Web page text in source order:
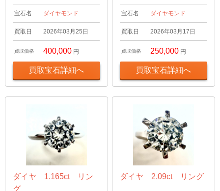
宝石名 ダイヤモンド
買取日 2026年03月25日
買取価格 400,000 円
買取宝石詳細へ
宝石名 ダイヤモンド
買取日 2026年03月17日
買取価格 250,000 円
買取宝石詳細へ
ダイヤ 1.165ct リン
グ
ダイヤ 2.09ct リング